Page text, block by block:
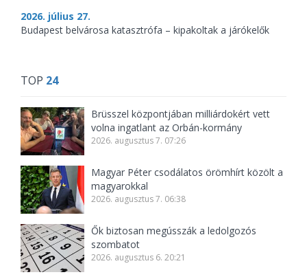
2026. július 27.
Budapest belvárosa katasztrófa – kipakoltak a járókelők
TOP 24
Brüsszel központjában milliárdokért vett
volna ingatlant az Orbán-kormány
2026. augusztus 7. 07:26
Magyar Péter csodálatos örömhírt közölt a
magyarokkal
2026. augusztus 7. 06:38
Ők biztosan megússzák a ledolgozós
szombatot
2026. augusztus 6. 20:21